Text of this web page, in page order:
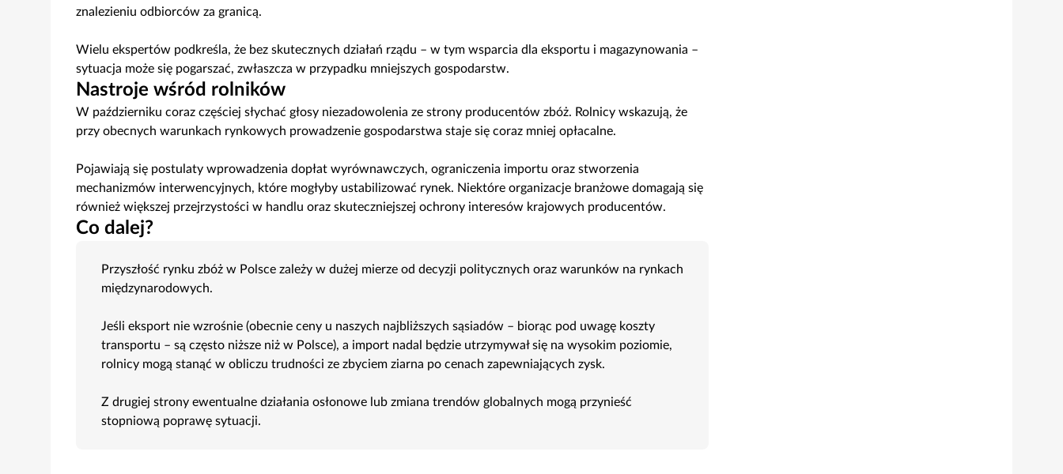
znalezieniu odbiorców za granicą.
Wielu ekspertów podkreśla, że bez skutecznych działań rządu – w tym wsparcia dla eksportu i magazynowania –
sytuacja może się pogarszać, zwłaszcza w przypadku mniejszych gospodarstw.
Nastroje wśród rolników
W październiku coraz częściej słychać głosy niezadowolenia ze strony producentów zbóż. Rolnicy wskazują, że
przy obecnych warunkach rynkowych prowadzenie gospodarstwa staje się coraz mniej opłacalne.
Pojawiają się postulaty wprowadzenia dopłat wyrównawczych, ograniczenia importu oraz stworzenia
mechanizmów interwencyjnych, które mogłyby ustabilizować rynek. Niektóre organizacje branżowe domagają się
również większej przejrzystości w handlu oraz skuteczniejszej ochrony interesów krajowych producentów.
Co dalej?
Przyszłość rynku zbóż w Polsce zależy w dużej mierze od decyzji politycznych oraz warunków na rynkach
międzynarodowych.
Jeśli eksport nie wzrośnie (obecnie ceny u naszych najbliższych sąsiadów – biorąc pod uwagę koszty
transportu – są często niższe niż w Polsce), a import nadal będzie utrzymywał się na wysokim poziomie,
rolnicy mogą stanąć w obliczu trudności ze zbyciem ziarna po cenach zapewniających zysk.
Z drugiej strony ewentualne działania osłonowe lub zmiana trendów globalnych mogą przynieść
stopniową poprawę sytuacji.